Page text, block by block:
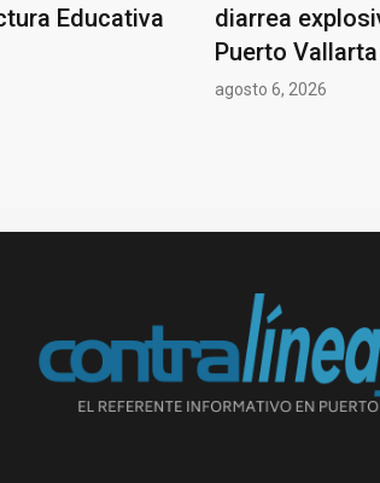
Educativa
diarrea
Puerto Vallarta
agosto 6, 2026